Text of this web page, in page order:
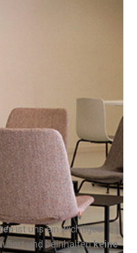
ist uns ein wichtiges
und beinhaltenkeine